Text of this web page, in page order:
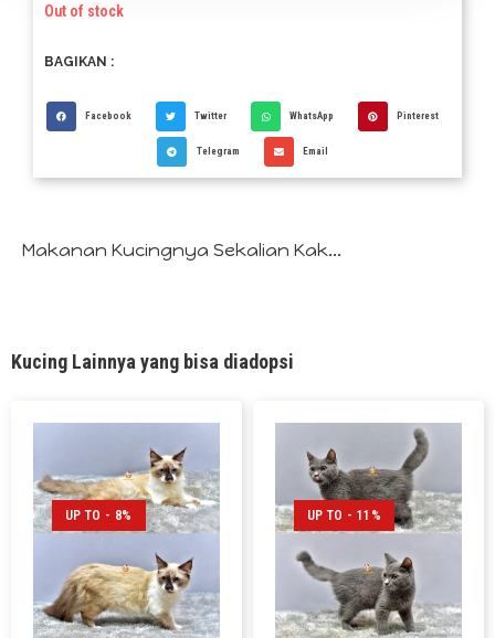
Out of stock
BAGIKAN :
Facebook Twitter WhatsApp Pinterest
Telegram Email
Makanan Kucingnya Sekalian Kak...
Kucing Lainnya yang bisa diadopsi
UP TO - 8% UP TO - 11%